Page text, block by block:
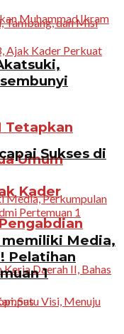
Tetapkan
Umum
Kader
Sukses di
Media,
Pelatihan
1